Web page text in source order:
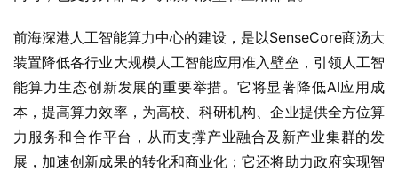
前海深港人工智能算力中心的建设，是以SenseCore商汤大
装置降低各行业大规模人工智能应用准入壁垒，引领人工智
能算力生态创新发展的重要举措。它将显著降低AI应用成
本，提高算力效率，为高校、科研机构、企业提供全方位算
力服务和合作平台，从而支撑产业融合及新产业集群的发
展，加速创新成果的转化和商业化；它还将助力政府实现智